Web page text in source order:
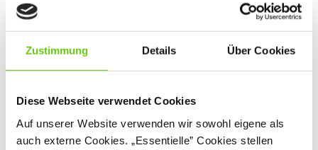
Zustimmung Details Über Cookies
Diese Webseite verwendet Cookies
Auf unserer Website verwenden wir sowohl eigene als
auch externe Cookies. „Essentielle” Cookies stellen